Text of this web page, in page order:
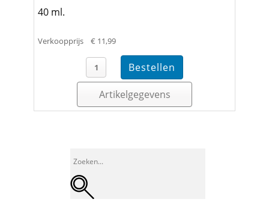
40 ml.
Verkoopprijs € 11,99
Artikelgegevens